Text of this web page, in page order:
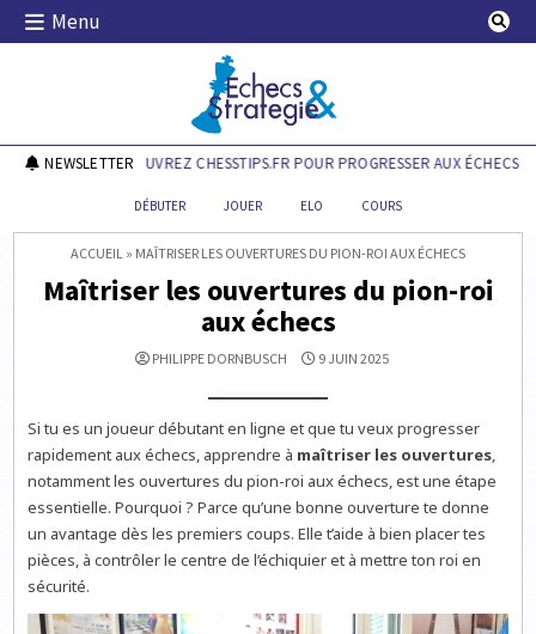
Skip
Menu
Echecs & Stratégie
NEWSLETTERDÉCOUVREZ CHESSTIPS.FR POUR PROGRESSER AUX ÉCHECS !
DÉBUTER JOUER ELO COURS
ACCUEIL » MAÎTRISER LES OUVERTURES DU PION-ROI AUX ÉCHECS
Maîtriser les ouvertures du pion-roi
aux échecs
PHILIPPE DORNBUSCH 9 JUIN 2025
Si tu es un joueur débutant en ligne et que tu veux progresser
rapidement aux échecs, apprendre à maîtriser les ouvertures,
notamment les ouvertures du pion-roi aux échecs, est une étape
essentielle. Pourquoi ? Parce qu’une bonne ouverture te donne
un avantage dès les premiers coups. Elle t’aide à bien placer tes
pièces, à contrôler le centre de l’échiquier et à mettre ton roi en
sécurité.